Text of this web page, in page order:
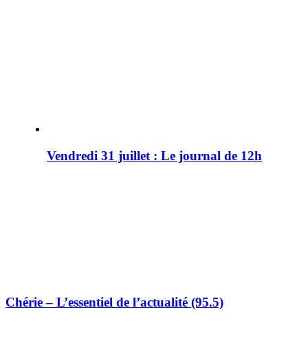
Vendredi 31 juillet : Le journal de 12h
Chérie – L’essentiel de l’actualité (95.5)